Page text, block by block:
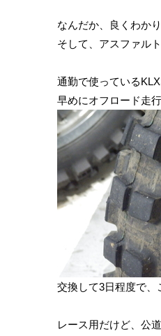
なんだか、良くわか
そして、アスファル
通勤で使っている
早めにオフロード走
交換して3日程度で、
レース用だけど、公